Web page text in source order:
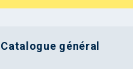
Catalogue général